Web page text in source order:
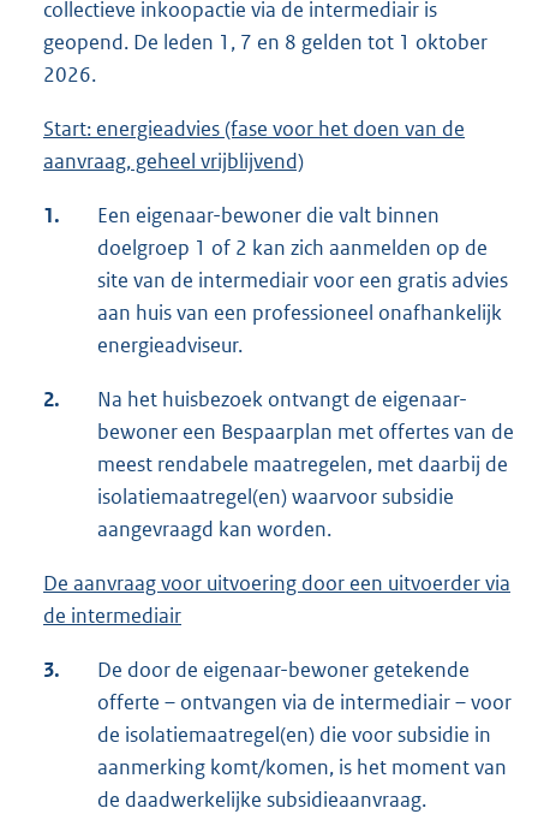
collectieve inkoopactie via de intermediair is
geopend. De leden 1, 7 en 8 gelden tot 1 oktober
2026.
Start: energieadvies (fase voor het doen van de
aanvraag, geheel vrijblijvend)
1.
Een eigenaar-bewoner die valt binnen
doelgroep 1 of 2 kan zich aanmelden op de
site van de intermediair voor een gratis advies
aan huis van een professioneel onafhankelijk
energieadviseur.
2.
Na het huisbezoek ontvangt de eigenaar-
bewoner een Bespaarplan met offertes van de
meest rendabele maatregelen, met daarbij de
isolatiemaatregel(en) waarvoor subsidie
aangevraagd kan worden.
De aanvraag voor uitvoering door een uitvoerder via
de intermediair
3.
De door de eigenaar-bewoner getekende
offerte – ontvangen via de intermediair – voor
de isolatiemaatregel(en) die voor subsidie in
aanmerking komt/komen, is het moment van
de daadwerkelijke subsidieaanvraag.